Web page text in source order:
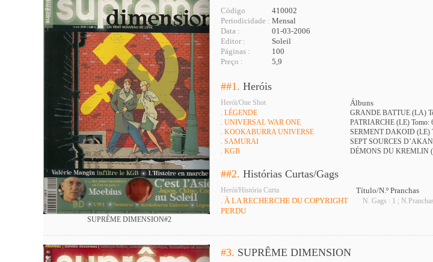
SUPRÊME DIMENSION#2
Código
410002
Periodicidade : Mensal
Data :
01-03-2006
Editor :
Soleil
Páginas :
100
Preço :
5,9
##1. Heróis
Herói/One Shot Álbuns
. LÉGENDE GRANDE BATTUE (LA)
. UNIVERSAL WAR ONE PATRIARCHE (LE) Tomo:
. KOOKABURRA UNIVERSE SERMENT DAKOID (LE)
. SAMURAI SEPT SOURCES
. KGB DÉMONS DU KREMLIN
##2. Histórias Curtas/Gags
Herói/História Curta
Título/N.º Pranchas
. À LA RECHERCHE DU COPYRIGHT
PERDU
N. Gags : 1 ;
#3. SUPRÊME DIMENSION